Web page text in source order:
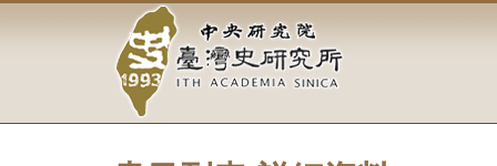
容
中
央
研
究